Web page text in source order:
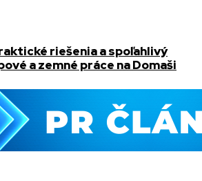
riešenia a spoľahlivý
a zemné práce na Domaši